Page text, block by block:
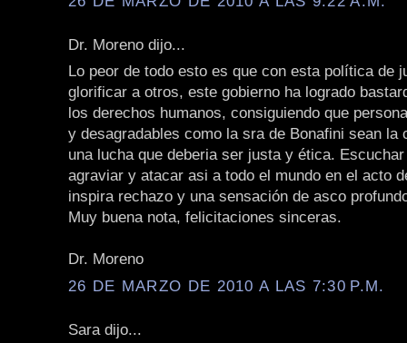
Dr. Moreno dijo...
Lo peor de todo esto es que con esta política de
glorificar a otros, este gobierno ha logrado
los derechos humanos, consiguiendo que
y desagradables como la sra de Bonafini sean la
una lucha que deberia ser justa y ética.
agraviar y atacar asi a todo el mundo en el acto
inspira rechazo y una sensación de asco
Muy buena nota, felicitaciones sinceras.
Dr. Moreno
26 DE MARZO DE 2010 A LAS 7:30 P.M.
Sara dijo...